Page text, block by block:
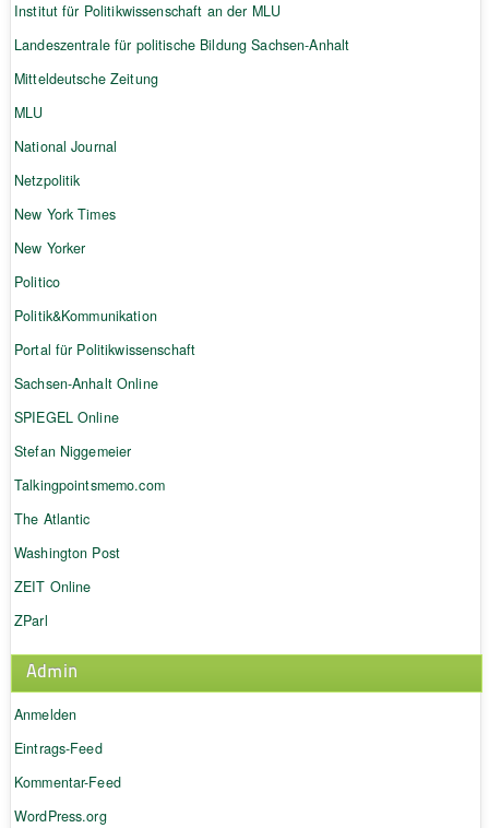
Institut für Politikwissenschaft an der MLU
Landeszentrale für politische Bildung Sachsen-Anhalt
Mitteldeutsche Zeitung
MLU
National Journal
Netzpolitik
New York Times
New Yorker
Politico
Politik&Kommunikation
Portal für Politikwissenschaft
Sachsen-Anhalt Online
SPIEGEL Online
Stefan Niggemeier
Talkingpointsmemo.com
The Atlantic
Washington Post
ZEIT Online
ZParl
Admin
Anmelden
Eintrags-Feed
Kommentar-Feed
WordPress.org